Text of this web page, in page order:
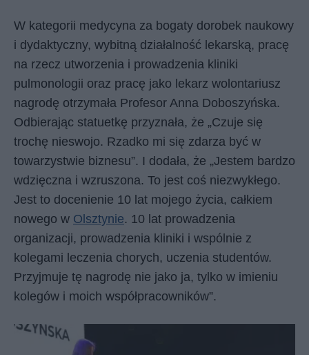
W kategorii medycyna za bogaty dorobek naukowy
i dydaktyczny, wybitną działalność lekarską, pracę
na rzecz utworzenia i prowadzenia kliniki
pulmonologii oraz pracę jako lekarz wolontariusz
nagrodę otrzymała Profesor Anna Doboszyńska.
Odbierając statuetkę przyznała, że „Czuje się
trochę nieswojo. Rzadko mi się zdarza być w
towarzystwie biznesu”. I dodała, że „Jestem bardzo
wdzięczna i wzruszona. To jest coś niezwykłego.
Jest to docenienie 10 lat mojego życia, całkiem
nowego w Olsztynie. 10 lat prowadzenia
organizacji, prowadzenia kliniki i wspólnie z
kolegami leczenia chorych, uczenia studentów.
Przyjmuje tę nagrodę nie jako ja, tylko w imieniu
kolegów i moich współpracowników”.